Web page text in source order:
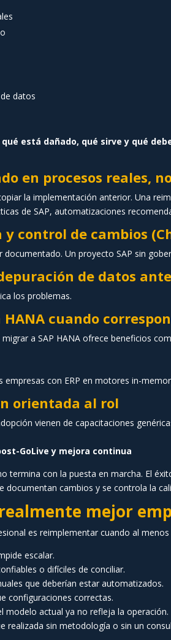
datos
está dañado, qué sirve y qué
en procesos reales,
la implementación anterior. Una
de SAP, automatizaciones
y control de cambios
Un proyecto SAP sin
de datos
los problemas.
cuando
a SAP HANA ofrece beneficios
empresas con ERP en motores in-
orientada al rol
vienen de capacitaciones
GoLive y mejora continua
termina con la puesta en marcha. El
documentan cambios y se controla la
mejor
es reimplementar cuando al menos
escalar.
o difíciles de conciliar.
que deberían estar automatizados.
configuraciones correctas.
modelo actual ya no refleja la operación.
realizada sin metodología o sin un